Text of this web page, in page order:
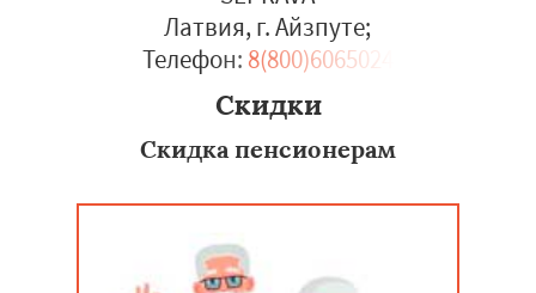
Латвия, г. Айзпуте;
Телефон: 8(800)6065024
Скидки
Скидка пенсионерам